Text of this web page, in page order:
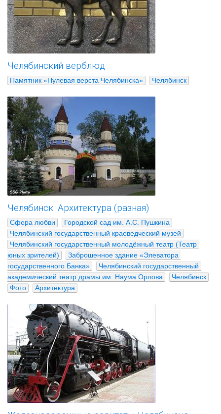
Челябинский верблюд
Памятник «Нулевая верста Челябинска» Челябинск
Челябинск. Архитектура (разная)
Сфера любви
Городской сад им. А.С. Пушкина
Челябинский государственный краеведческий музей
Челябинский государственный молодёжный театр (Театр
юных зрителей)
Заброшенное здание «Элеватора
государственного Банка»
Челябинский государственный
академический театр драмы им. Наума Орлова
Челябинск
Фото
Архитектура